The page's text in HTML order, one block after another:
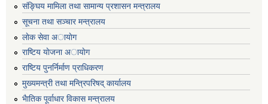
संङ्घिय मामिला तथा सामान्य प्रशासन मन्त्रालय
सूचना तथा सञ्चार मन्त्रालय
लाेक सेवा अायाेग
राष्टिय याेजना अायाेग
राष्टिय पुनर्निर्माण प्राधिकरण
मुख्यमन्त्री तथा मन्त्रिपरिषद् कार्यालय
भैातिक पूर्वाधार विकास मन्त्रालय